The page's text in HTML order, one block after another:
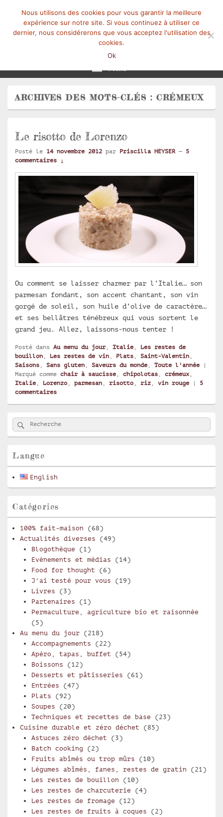
ARCHIVES DES MOTS-CLÉS :CRÉMEUX
Le risotto de Lorenzo
Posté le 14 novembre 2012 par Priscilla HEYSER — 5
commentaires ↓
Ou comment se laisser charmer par l’Italie… son
parmesan fondant, son accent chantant, son vin
gorgé de soleil, son huile d’olive de caractère…
et ses bellâtres ténébreux qui vous sortent le
grand jeu. Allez, laissons-nous tenter !
Posté dans Au menu du jour, Italie , Les restes de
bouillon , Les restes de vin , Plats , Saint-Valentin ,
Saisons , Sans gluten , Saveurs du monde , Toute l'année
|
Marqué comme chair à saucisse , chipolotas , crémeux ,
Italie , Lorenzo , parmesan , risotto , riz , vin rouge | 5
commentaires
Zone
principale
de
pour
latérale
Recherche :
Rechercher
Langue
English
Catégories
100% fait-maison (68)
Actualités diverses (49)
Blogothèque (1)
Evènements et médias (14)
Food for thought (6)
J'ai testé pour vous (19)
Livres (3)
Partenaires (1)
Permaculture, agriculture bio et raisonnée
(5)
Au menu du jour (218)
Accompagnements (22)
Apéro, tapas, buffet (54)
Boissons (12)
Desserts et pâtisseries (61)
Entrées (47)
Plats (92)
Soupes (20)
Techniques et recettes de base (23)
Cuisine durable et zéro déchet (85)
Astuces zéro déchet (3)
Batch cooking (2)
Fruits abîmés ou trop mûrs (10)
Légumes abîmés, fanes, restes de gratin (21)
Les restes de bouillon (10)
Les restes de charcuterie (4)
Les restes de fromage (12)
Les restes de fruits à coques (2)
Nous utilisons des cookies pour vous garantir la meilleure
expérience sur notre site. Si vous continuez à utiliser ce
dernier, nous considérerons que vous acceptez l'utilisation des
cookies.
Ok